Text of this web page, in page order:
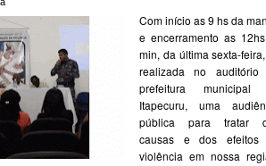
Com início as 9 hs da
e encerramento as
min, da última sexta-
realizada no auditório
prefeitura municipal
Itapecuru, uma
pública para tratar
causas e dos efeitos
violência em nossa